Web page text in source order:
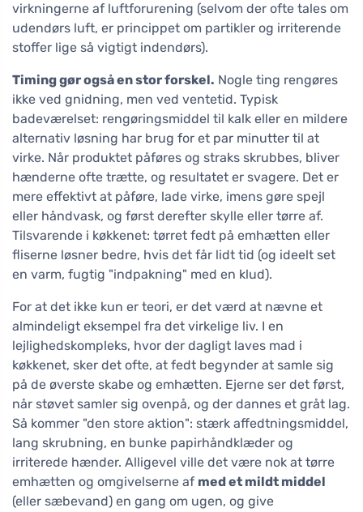
virkningerne af luftforurening (selvom der ofte tales om
udendørs luft, er princippet om partikler og irriterende
stoffer lige så vigtigt indendørs).
Timing gør også en stor forskel. Nogle ting rengøres
ikke ved gnidning, men ved ventetid. Typisk
badeværelset: rengøringsmiddel til kalk eller en mildere
alternativ løsning har brug for et par minutter til at
virke. Når produktet påføres og straks skrubbes, bliver
hænderne ofte trætte, og resultatet er svagere. Det er
mere effektivt at påføre, lade virke, imens gøre spejl
eller håndvask, og først derefter skylle eller tørre af.
Tilsvarende i køkkenet: tørret fedt på emhætten eller
fliserne løsner bedre, hvis det får lidt tid (og ideelt set
en varm, fugtig "indpakning" med en klud).
For at det ikke kun er teori, er det værd at nævne et
almindeligt eksempel fra det virkelige liv. I en
lejlighedskompleks, hvor der dagligt laves mad i
køkkenet, sker det ofte, at fedt begynder at samle sig
på de øverste skabe og emhætten. Ejerne ser det først,
når støvet samler sig ovenpå, og der dannes et gråt lag.
Så kommer "den store aktion": stærk affedtningsmiddel,
lang skrubning, en bunke papirhåndklæder og
irriterede hænder. Alligevel ville det være nok at tørre
emhætten og omgivelserne af med et mildt middel
(eller sæbevand) en gang om ugen, og give